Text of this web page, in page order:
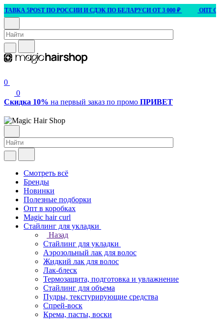
5POST ПО РОССИИ И СДЭК ПО БЕЛАРУСИ ОТ 3 000 ₽ ОПТ ОТ 15
0
0
Скидка 10% на первый заказ по промо ПРИВЕТ
Смотреть всё
Бренды
Новинки
Полезные подборки
Опт в коробках
Magic hair curl
Стайлинг для укладки
Назад
Стайлинг для укладки
Аэрозольный лак для волос
Жидкий лак для волос
Лак-блеск
Термозащита, подготовка и увлажнение
Стайлинг для объема
Пудры, текстурирующие средства
Спрей-воск
Крема, пасты, воски